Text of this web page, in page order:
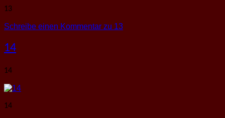
13
Schreibe einen Kommentar zu 13
14
14
14